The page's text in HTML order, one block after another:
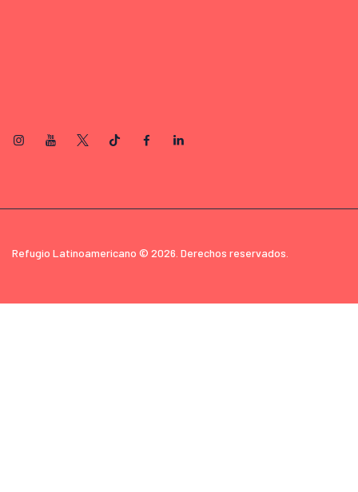
Refugio Latinoamericano © 2026. Derechos reservados.